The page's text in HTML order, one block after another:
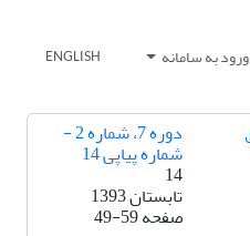
ورود به سامانه ENGLISH
دوره 7، شماره 2 -
شماره پیاپی 14
14
تابستان 1393
صفحه49-59